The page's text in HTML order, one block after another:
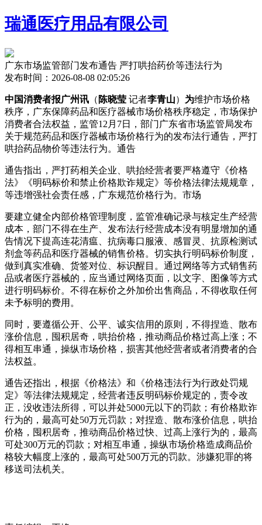
瑞通医疗用品有限公司
广东市场监管部门发布通告 严打哄抬药价等违法行为
发布时间：2026-08-08 02:05:26
中国消费者报广州讯 （ 陈晓莹 记者李青山） 为维护市场价格
秩序，广东保障药品和医疗器械市场价格秩序稳定，市场保护
消费者合法权益，监管12月7日，部门广东省市场监管局发布
关于规范药品和医疗器械市场价格行为的发布法行通告，严打
哄抬药品物价等违法行为。通告
通告指出，严打药相关企业、哄抬经营者要严格遵守《价格
法》《明码标价和禁止价格欺诈规定》等价格法律法规规章，
等违增强社会责任感，广东规范价格行为。市场
要建立健全内部价格管理制度，监管准确记录与核定生产经营
成本，部门不得在生产、发布法行经营成本没有明显增加的通
告情况下提高连花清瘟、抗病毒口服液、感冒灵、抗原检测试
剂盒等药品和医疗器械的销售价格。切实执行明码标价制度，
做到真实准确、货签对位、标识醒目。通过网络等方式销售药
品或者医疗器械的，应当通过网络页面，以文字、图像等方式
进行明码标价。不得在标价之外加价出售商品，不得收取任何
未予标明的费用。
同时，要遵循公开、公平、诚实信用的原则，不得捏造、散布
涨价信息，囤积居奇，哄抬价格，推动商品价格过高上涨；不
得相互串通，操纵市场价格，损害其他经营者或者消费者的合
法权益。
通告还指出，根据《价格法》和《价格违法行为行政处罚规
定》等法律法规规定，经营者违反明码标价规定的，责令改
正，没收违法所得，可以并处5000元以下的罚款；有价格欺诈
行为的，最高可处50万元罚款；对捏造、散布涨价信息，哄抬
价格，囤积居奇，推动商品价格过快、过高上涨行为的，最高
可处300万元的罚款；对相互串通，操纵市场价格造成商品价
格较大幅度上涨的，最高可处500万元的罚款。涉嫌犯罪的将
移送司法机关。